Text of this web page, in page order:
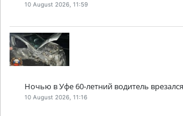
10 August 2026, 11:59
Ночью в Уфе 60-летний водитель
10 August 2026, 11:16